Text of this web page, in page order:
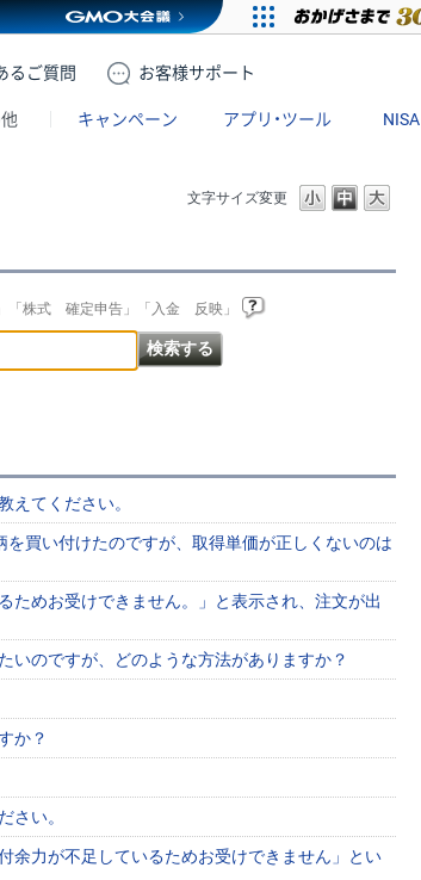
る ご質問 お客様サポート
キャンペーン アプリ・ツール NISA
文字サイズ変更
「株式 確定申告」「入金 反映」
えてください。
買い付けたのですが、取得単価が正しくないのは
ためお受けできません。」と表示され、注文が出
いのですが、どのような方法がありますか？
か？
さい。
余力が不足しているためお受けできません」とい